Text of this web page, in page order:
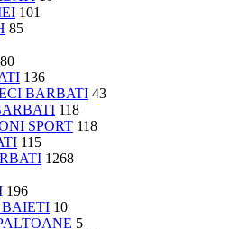
101
85
136
BARBATI 43
118
SPORT 118
115
1268
196
10
5